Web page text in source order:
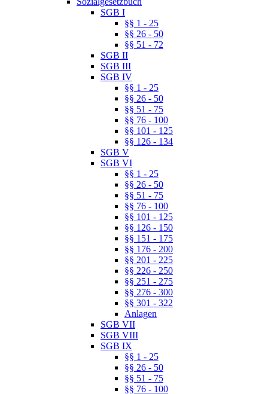
SGB I
§§ 1 - 25
§§ 26 - 50
§§ 51 - 72
SGB II
SGB III
SGB IV
§§ 1 - 25
§§ 26 - 50
§§ 51 - 75
§§ 76 - 100
§§ 101 - 125
§§ 126 - 134
SGB V
SGB VI
§§ 1 - 25
§§ 26 - 50
§§ 51 - 75
§§ 76 - 100
§§ 101 - 125
§§ 126 - 150
§§ 151 - 175
§§ 176 - 200
§§ 201 - 225
§§ 226 - 250
§§ 251 - 275
§§ 276 - 300
§§ 301 - 322
Anlagen
SGB VII
SGB VIII
SGB IX
§§ 1 - 25
§§ 26 - 50
§§ 51 - 75
§§ 76 - 100